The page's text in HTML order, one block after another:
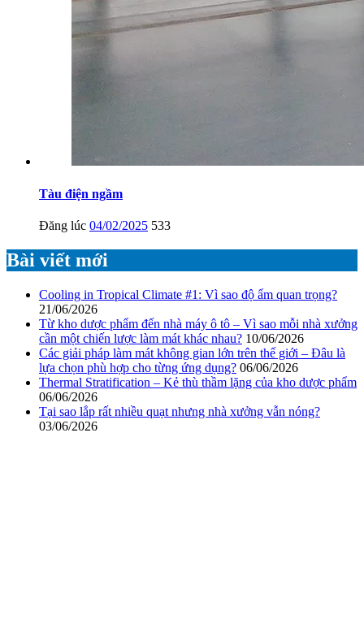
Tàu điện ngầm
Đăng lúc 04/02/2025 533
Bài viết mới
Cooling in Tropical Climate #1: Vì sao độ ẩm quan trọng?
21/06/2026
Từ kho dược phẩm đến nhà máy ô tô – Vì sao mỗi nhà xưởng
cần một chiến lược làm mát khác nhau? 10/06/2026
Các giải pháp làm mát không gian lớn trên thế giới – Đâu là
lựa chọn phù hợp cho từng ứng dụng? 06/06/2026
Thermal Stratification – Kẻ thù thầm lặng của kho dược phẩm
06/06/2026
Tại sao lắp rất nhiều quạt nhưng nhà xưởng vẫn nóng?
03/06/2026